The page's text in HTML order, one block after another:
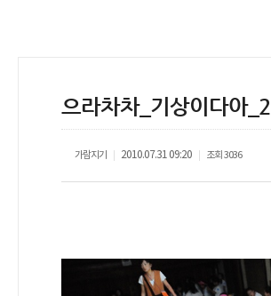
으라차차_기상이다아_2
가람지기 2010.07.31 09:20 조회 3036